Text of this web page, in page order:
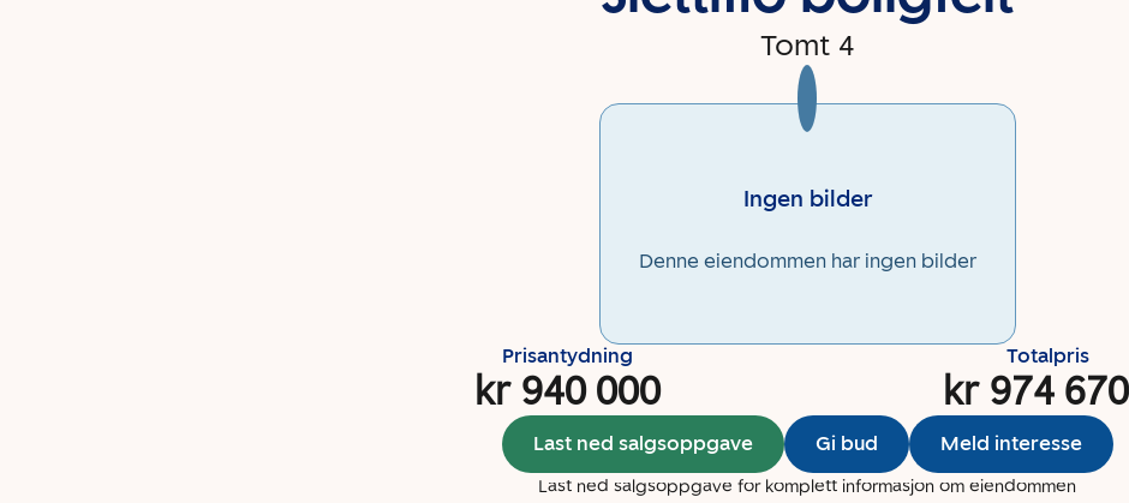
Tomt 4
Ingen bilder
Denne eiendommen har ingen bilder
Prisantydning
kr 940 000
Totalpris
kr 974 670
Last ned salgsoppgave Gi bud Meld interesse
Last ned salgsoppgave for komplett informasjon om eiendommen